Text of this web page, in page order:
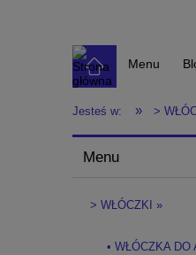
Menu
Jesteś w: » >
Menu
> WŁÓCZKI »
• WŁÓCZKA DO